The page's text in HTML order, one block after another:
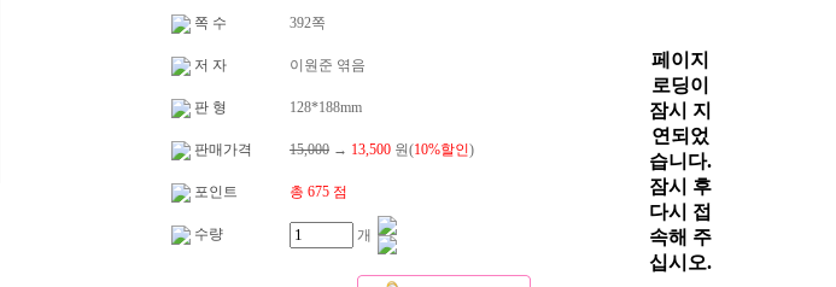
쪽 수 392쪽
저 자 이원준 엮음
판 형 128*188mm
판매가격 15,000 → 13,500 원(10%할인)
포인트 총 675 점
수량 개